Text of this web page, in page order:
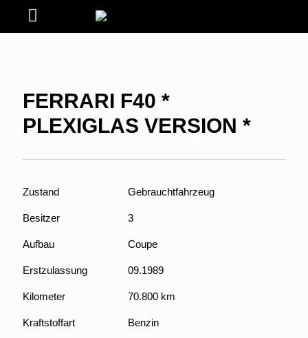
FERRARI F40 *
PLEXIGLAS VERSION *
Zustand Gebrauchtfahrzeug
Besitzer 3
Aufbau Coupe
Erstzulassung 09.1989
Kilometer 70.800 km
Kraftstoffart Benzin